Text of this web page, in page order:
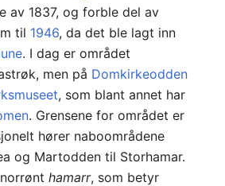
av 1837, og forble del av
til 1946, da det ble lagt inn
. I dag er området
men på Domkirkeodden
, som blant annet har
. Grensene for området er
hører naboområdene
og Martodden til Storhamar.
hamarr, som betyr